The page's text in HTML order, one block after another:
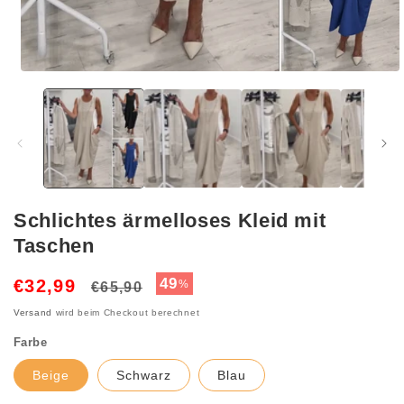
Modal
öffnen
Schlichtes ärmelloses Kleid mit
Taschen
€32,99
Normaler
€65,90 Verkaufspreis
49%
Versand wird beim Checkout berechnet
Farbe
Beige Schwarz Blau